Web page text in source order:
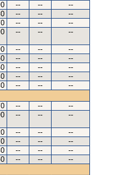
-- --
--
-- --
--
-- --
--
-- -- --
-- --
--
-- --
--
-- --
--
-- --
--
-- --
--
-- --
--
-- -- --
-- --
--
-- --
--
-- --
--
-- --
--